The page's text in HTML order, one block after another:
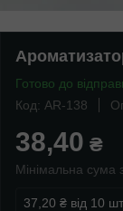
Готово до
Код: AR-138
38,40 ₴
Мінімальна сума
37,20 ₴ від 10 шт.